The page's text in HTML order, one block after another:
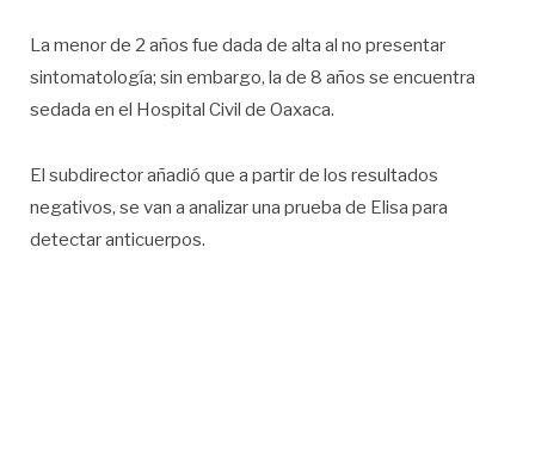
La menor de 2 años fue dada de alta al no presentar
sintomatología; sin embargo, la de 8 años se encuentra
sedada en el Hospital Civil de Oaxaca.
El subdirector añadió que a partir de los resultados
negativos, se van a analizar una prueba de Elisa para
detectar anticuerpos.